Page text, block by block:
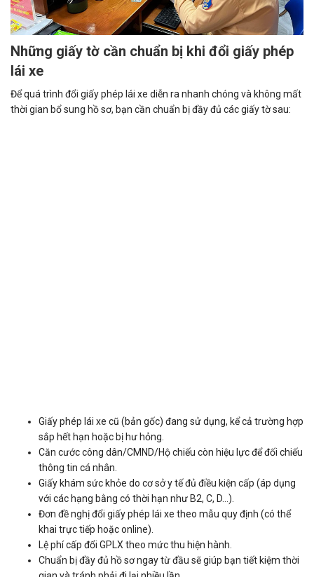
Những giấy tờ cần chuẩn bị khi đổi giấy phép
lái xe
Để quá trình đổi giấy phép lái xe diễn ra nhanh chóng và không mất
thời gian bổ sung hồ sơ, bạn cần chuẩn bị đầy đủ các giấy tờ sau:
Giấy phép lái xe cũ (bản gốc) đang sử dụng, kể cả trường hợp
sắp hết hạn hoặc bị hư hỏng.
Căn cước công dân/CMND/Hộ chiếu còn hiệu lực để đối chiếu
thông tin cá nhân.
Giấy khám sức khỏe do cơ sở y tế đủ điều kiện cấp (áp dụng
với các hạng bằng có thời hạn như B2, C, D…).
Đơn đề nghị đổi giấy phép lái xe theo mẫu quy định (có thể
khai trực tiếp hoặc online).
Lệ phí cấp đổi GPLX theo mức thu hiện hành.
Chuẩn bị đầy đủ hồ sơ ngay từ đầu sẽ giúp bạn tiết kiệm thời